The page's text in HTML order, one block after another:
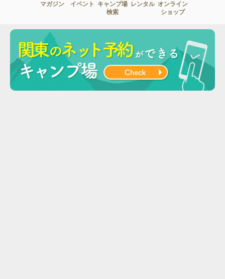
マガジン イベント
キャンプ場
検索
レンタル オンライン
ショップ